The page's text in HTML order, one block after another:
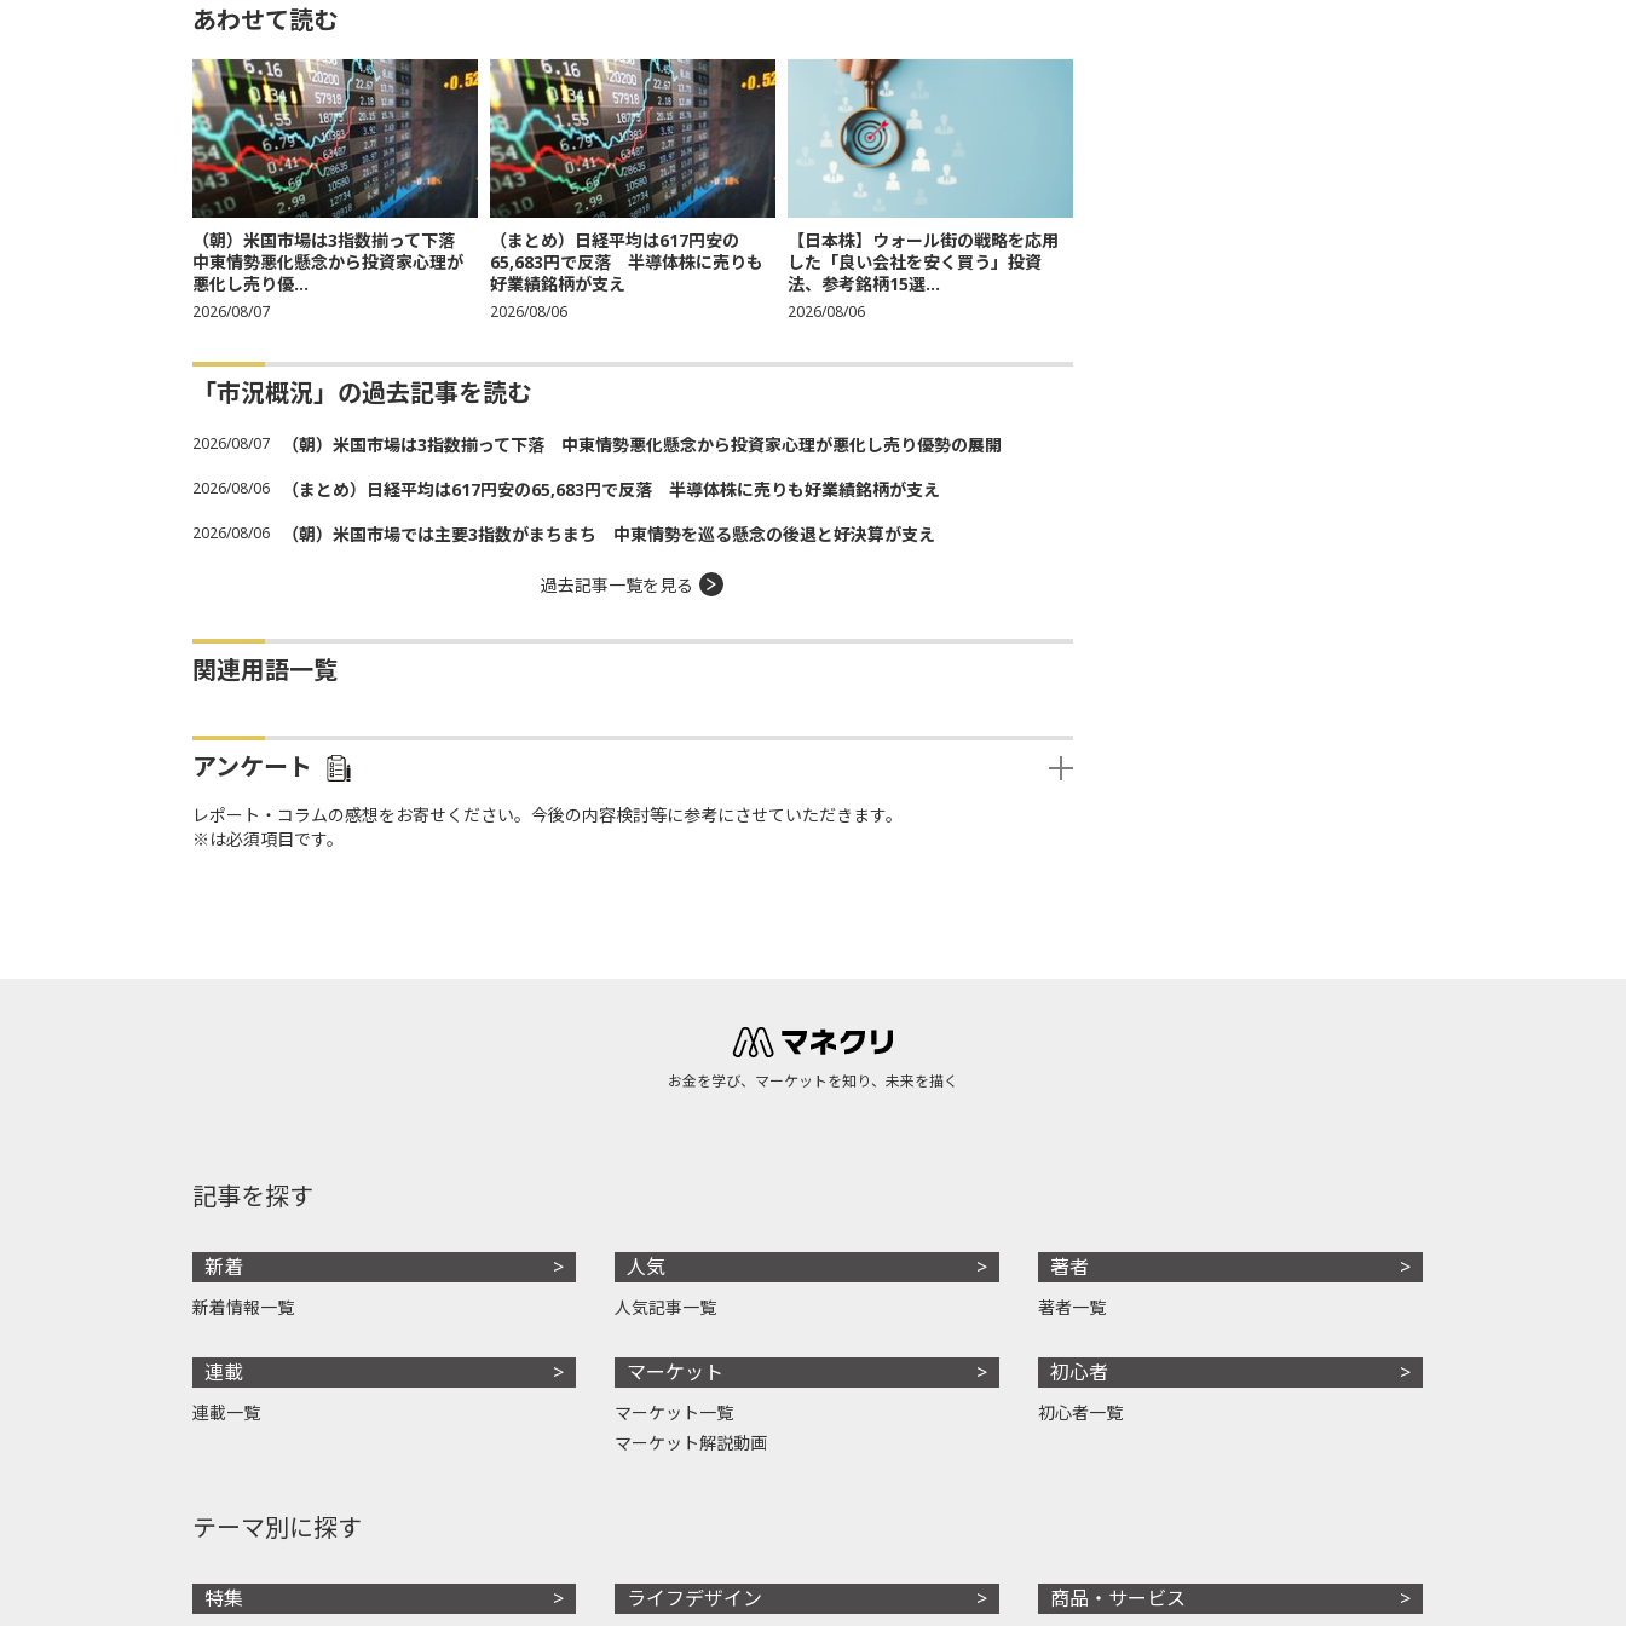
あわせて読む
（朝）米国市場は3指数揃って下落
中東情勢悪化懸念から投資家心理が
悪化し売り優...
2026/08/07
（まとめ）日経平均は617円安の
65,683円で反落 半導体株に売りも
好業績銘柄が支え
2026/08/06
【日本株】ウォール街の戦略を応用
した「良い会社を安く買う」投資
法、参考銘柄15選...
2026/08/06
「市況概況」の過去記事を読む
2026/08/07 （朝）米国市場は3指数揃って下落 中東情勢悪化懸念から投資家心理が悪化し売り優勢の展開
2026/08/06 （まとめ）日経平均は617円安の65,683円で反落 半導体株に売りも好業績銘柄が支え
2026/08/06 （朝）米国市場では主要3指数がまちまち 中東情勢を巡る懸念の後退と好決算が支え
過去記事一覧を見る
関連用語一覧
アンケート
レポート・コラムの感想をお寄せください。今後の内容検討等に参考にさせていただきます。
※は必須項目です。
お金を学び、マーケットを知り、未来を描く
記事を探す
新着
新着情報一覧
連載
連載一覧
人気
人気記事一覧
マーケット
マーケット一覧
マーケット解説動画
著者
著者一覧
初心者
初心者一覧
テーマ別に探す
特集 ライフデザイン 商品・サービス